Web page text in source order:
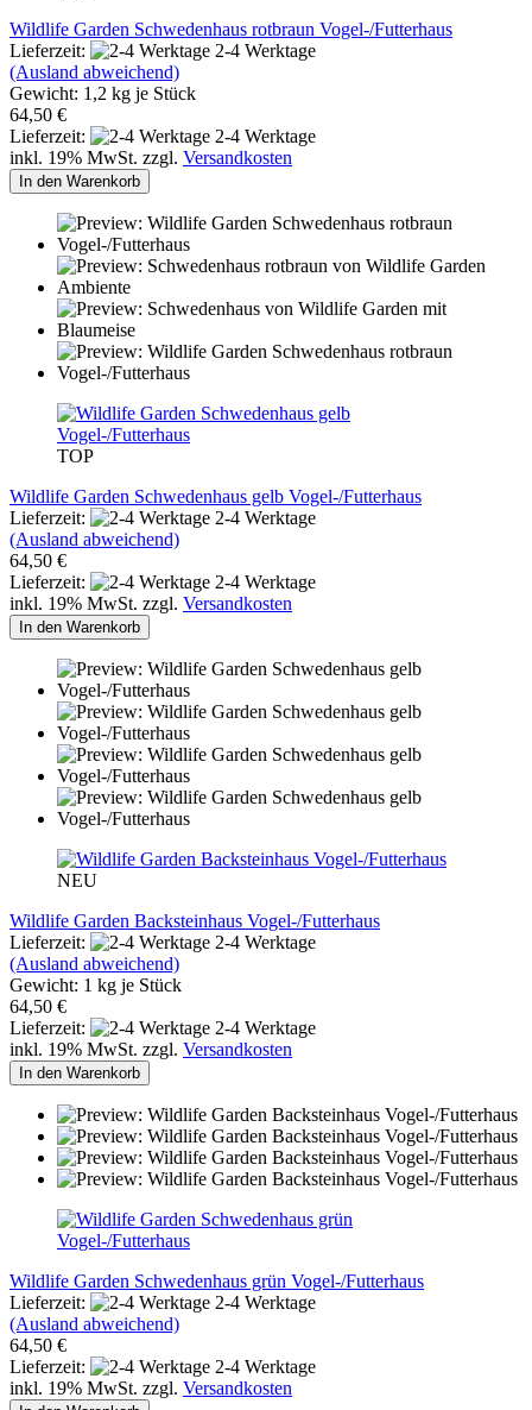
Wildlife Garden Schwedenhaus rotbraun Vogel-/Futterhaus
Lieferzeit:
2-4 Werktage
(Ausland abweichend)
Gewicht: 1,2 kg je Stück
64,50 €
Lieferzeit:
2-4 Werktage
inkl. 19% MwSt. zzgl. Versandkosten
In den Warenkorb
TOP
Wildlife Garden Schwedenhaus gelb Vogel-/Futterhaus
Lieferzeit:
2-4 Werktage
(Ausland abweichend)
64,50 €
Lieferzeit:
2-4 Werktage
inkl. 19% MwSt. zzgl. Versandkosten
In den Warenkorb
NEU
Wildlife Garden Backsteinhaus Vogel-/Futterhaus
Lieferzeit:
2-4 Werktage
(Ausland abweichend)
Gewicht: 1 kg je Stück
64,50 €
Lieferzeit:
2-4 Werktage
inkl. 19% MwSt. zzgl. Versandkosten
In den Warenkorb
Wildlife Garden Schwedenhaus grün Vogel-/Futterhaus
Lieferzeit:
2-4 Werktage
(Ausland abweichend)
64,50 €
Lieferzeit:
2-4 Werktage
inkl. 19% MwSt. zzgl. Versandkosten